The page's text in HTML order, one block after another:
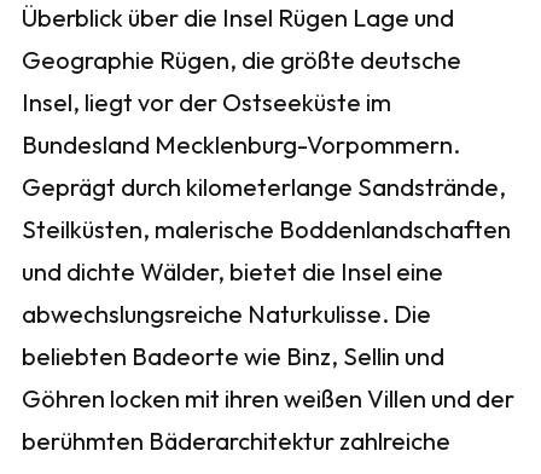
Überblick über die Insel Rügen Lage und
Geographie Rügen, die größte deutsche
Insel, liegt vor der Ostseeküste im
Bundesland Mecklenburg-Vorpommern.
Geprägt durch kilometerlange Sandstrände,
Steilküsten, malerische Boddenlandschaften
und dichte Wälder, bietet die Insel eine
abwechslungsreiche Naturkulisse. Die
beliebten Badeorte wie Binz, Sellin und
Göhren locken mit ihren weißen Villen und der
berühmten Bäderarchitektur zahlreiche